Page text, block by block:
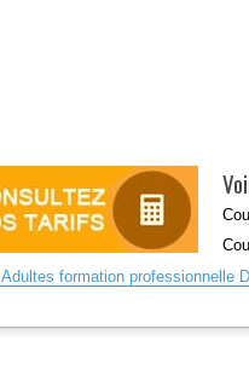
formation professionnelle